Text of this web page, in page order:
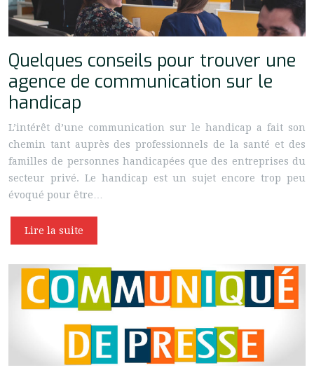
Quelques conseils pour trouver une
agence de communication sur le
handicap
L’intérêt d’une communication sur le handicap a fait son
chemin tant auprès des professionnels de la santé et des
familles de personnes handicapées que des entreprises du
secteur privé. Le handicap est un sujet encore trop peu
évoqué pour être…
Lire la suite